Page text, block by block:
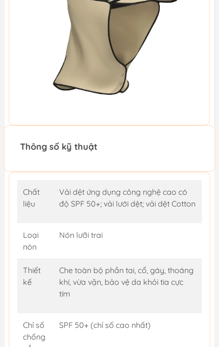
Thông số kỹ thuật
Chất
liệu
Vải dệt ứng dụng công nghệ cao có
độ SPF 50+; vải lưới dệt; vải dệt Cotton
Loại
nón
Nón lưỡi trai
Thiết
kế
Che toàn bộ phần tai, cổ, gáy, thoáng
khí, vừa vặn, bảo vệ da khỏi tia cực
tím
Chỉ số
chống
SPF 50+ (chỉ số cao nhất)